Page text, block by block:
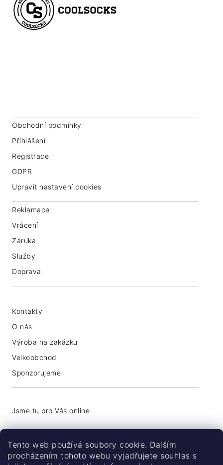
Tento web používá soubory cookie. Dalším
procházením tohoto webu vyjadřujete souhlas s
Obchodní podmínky
Přihlášení
Registrace
GDPR
Upravit nastavení cookies
Reklamace
Vrácení
Záruka
Služby
Doprava
Kontakty
O nás
Výroba na zakázku
Velkoobchod
Sponzorujeme
info@coolsocks.cz